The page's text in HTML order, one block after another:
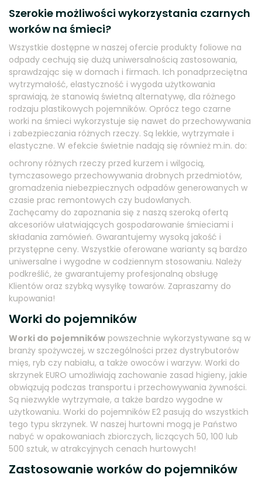
Szerokie możliwości wykorzystania czarnych
worków na śmieci?
Wszystkie dostępne w naszej ofercie produkty foliowe na
odpady cechują się dużą uniwersalnością zastosowania,
sprawdzając się w domach i firmach. Ich ponadprzeciętna
wytrzymałość, elastyczność i wygoda użytkowania
sprawiają, że stanowią świetną alternatywę, dla różnego
rodzaju plastikowych pojemników. Oprócz tego czarne
worki na śmieci wykorzystuje się nawet do przechowywania
i zabezpieczania różnych rzeczy. Są lekkie, wytrzymałe i
elastyczne. W efekcie świetnie nadają się również m.in. do:
ochrony różnych rzeczy przed kurzem i wilgocią,
tymczasowego przechowywania drobnych przedmiotów,
gromadzenia niebezpiecznych odpadów generowanych w
czasie prac remontowych czy budowlanych.
Zachęcamy do zapoznania się z naszą szeroką ofertą
akcesoriów ułatwiających gospodarowanie śmieciami i
składania zamówień. Gwarantujemy wysoką jakość i
przystępne ceny. Wszystkie oferowane warianty są bardzo
uniwersalne i wygodne w codziennym stosowaniu. Należy
podkreślić, że gwarantujemy profesjonalną obsługę
Klientów oraz szybką wysyłkę towarów. Zapraszamy do
kupowania!
Worki do pojemników
Worki do pojemników powszechnie wykorzystywane są w
branży spożywczej, w szczególności przez dystrybutorów
mięs, ryb czy nabiału, a także owoców i warzyw. Worki do
skrzynek EURO umożliwiają zachowanie zasad higieny, jakie
obwiązują podczas transportu i przechowywania żywności.
Są niezwykle wytrzymałe, a także bardzo wygodne w
użytkowaniu. Worki do pojemników E2 pasują do wszystkich
tego typu skrzynek. W naszej hurtowni mogą je Państwo
nabyć w opakowaniach zbiorczych, liczących 50, 100 lub
500 sztuk, w atrakcyjnych cenach hurtowych!
Zastosowanie worków do pojemników